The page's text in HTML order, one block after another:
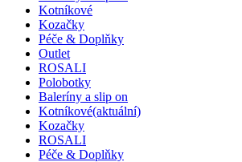
Kotníkové
Kozačky
Péče & Doplňky
Outlet
ROSALI
Polobotky
Baleríny a slip on
Kotníkové(aktuální)
Kozačky
ROSALI
Péče & Doplňky